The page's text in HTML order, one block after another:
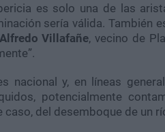
es solo una de las
sería válida. También
Villafañe, vecino de
nacional y, en líneas
potencialmente
caso, del desemboque de un